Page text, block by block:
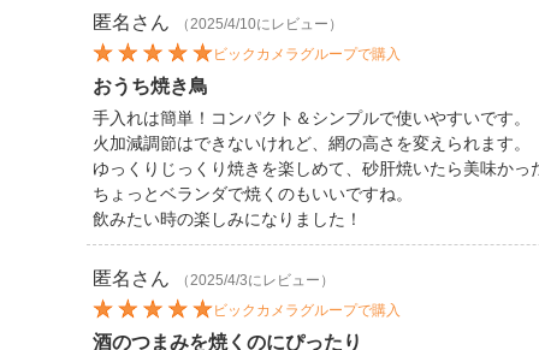
匿名 さん
（2025/4/10にレビュー）
ビックカメラグループで購入
おうち焼き鳥
手入れは簡単！コンパクト＆シンプルで使いやすいです。
火加減調節はできないけれど、網の高さを変えられます。
ゆっくりじっくり焼きを楽しめて、砂肝焼いたら美味かっ
ちょっとベランダで焼くのもいいですね。
飲みたい時の楽しみになりました！
匿名 さん
（2025/4/3にレビュー）
ビックカメラグループで購入
酒のつまみを焼くのにぴったり